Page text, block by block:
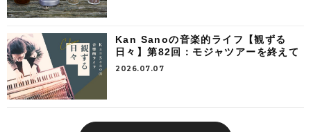
Kan Sanoの音楽的ライフ【観ずる
日々】第82回：モジャツアーを終えて
2026.07.07